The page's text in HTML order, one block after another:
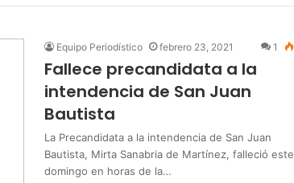
Equipo Periodístico febrero 23, 2021 1
Fallece precandidata a la
intendencia de San Juan
Bautista
La Precandidata a la intendencia de San Juan
Bautista, Mirta Sanabria de Martínez, falleció este
domingo en horas de la…